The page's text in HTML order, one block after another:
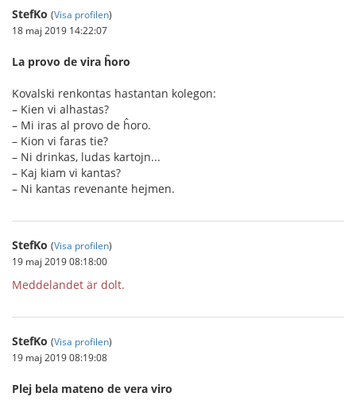
StefKo (Visa profilen)
18 maj 2019 14:22:07
La provo de vira ĥoro
Kovalski renkontas hastantan kolegon:
– Kien vi alhastas?
– Mi iras al provo de ĥoro.
– Kion vi faras tie?
– Ni drinkas, ludas kartojn...
– Kaj kiam vi kantas?
– Ni kantas revenante hejmen.
StefKo (Visa profilen)
19 maj 2019 08:18:00
Meddelandet är dolt.
StefKo (Visa profilen)
19 maj 2019 08:19:08
Plej bela mateno de vera viro